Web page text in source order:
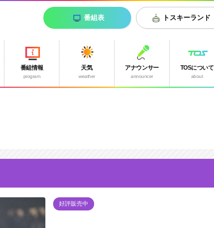
トスキーランド
番組表
番組情報
program
天気
weather
アナウンサー
announcer
TOSについて
about
好評販売中